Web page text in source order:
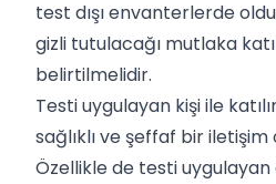
test dışı envanterlerde
gizli tutulacağı mutlaka
belirtilmelidir.
Testi uygulayan kişi ile
sağlıklı ve şeffaf bir iletişim
Özellikle de testi